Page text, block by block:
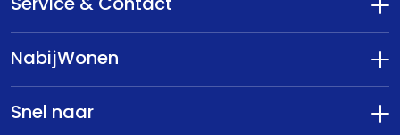
Service & Contact
NabijWonen
Snel naar